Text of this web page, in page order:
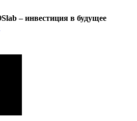
– инвестиция в будущее